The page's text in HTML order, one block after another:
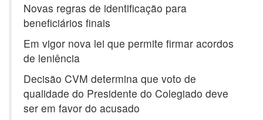
Novas regras de identificação para
beneficiários finais
Em vigor nova lei que permite firmar acordos
de leniência
Decisão CVM determina que voto de
qualidade do Presidente do Colegiado deve
ser em favor do acusado